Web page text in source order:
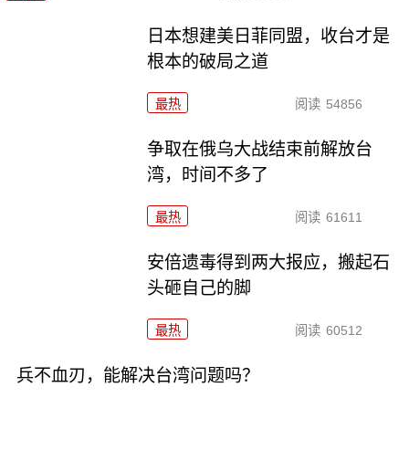
日本想建美日菲同盟，收台才是
根本的破局之道
最热 阅读 54856
争取在俄乌大战结束前解放台
湾，时间不多了
最热 阅读 61611
安倍遗毒得到两大报应，搬起石
头砸自己的脚
最热 阅读 60512
兵不血刃，能解决台湾问题吗？